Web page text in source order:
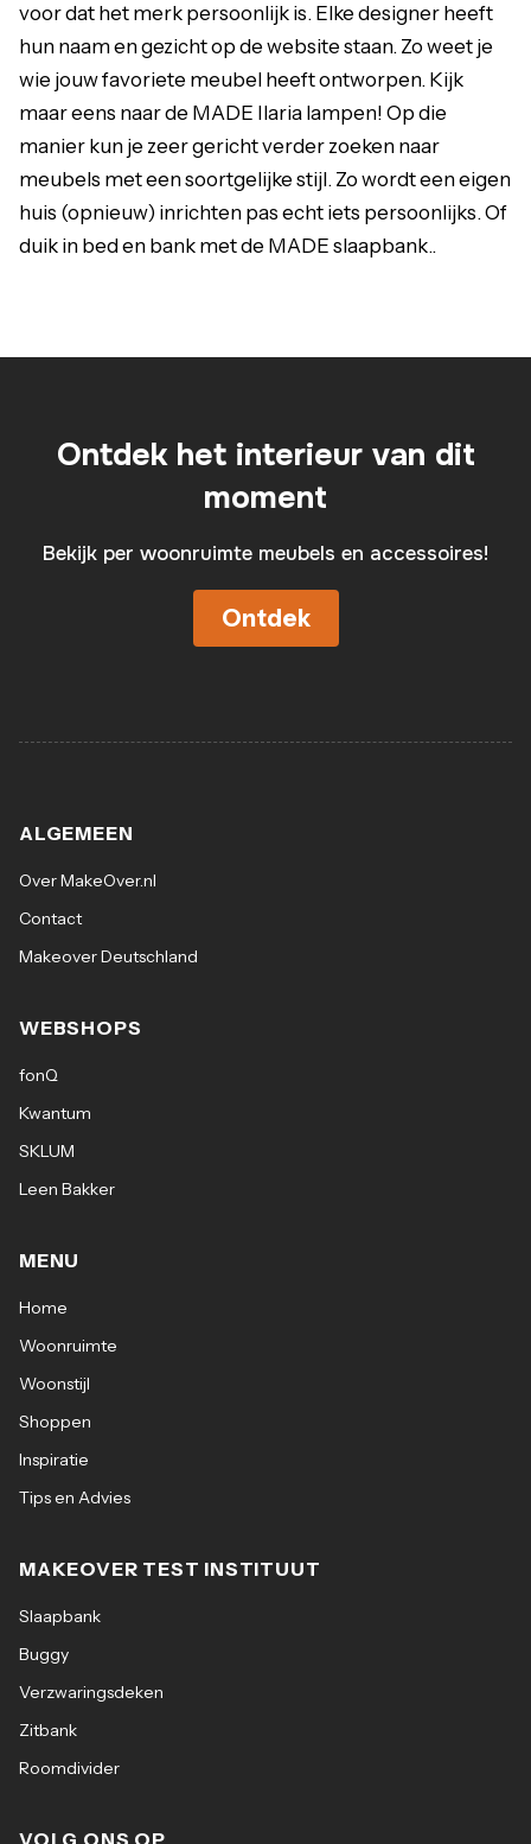
voor dat het merk persoonlijk is. Elke designer heeft
hun naam en gezicht op de website staan. Zo weet je
wie jouw favoriete meubel heeft ontworpen. Kijk
maar eens naar de MADE Ilaria lampen! Op die
manier kun je zeer gericht verder zoeken naar
meubels met een soortgelijke stijl. Zo wordt een eigen
huis (opnieuw) inrichten pas echt iets persoonlijks. Of
duik in bed en bank met de MADE slaapbank..
Ontdek het interieur van dit
moment
Bekijk per woonruimte meubels en accessoires!
Ontdek
ALGEMEEN
Over MakeOver.nl
Contact
Makeover Deutschland
WEBSHOPS
fonQ
Kwantum
SKLUM
Leen Bakker
MENU
Home
Woonruimte
Woonstijl
Shoppen
Inspiratie
Tips en Advies
MAKEOVER TEST INSTITUUT
Slaapbank
Buggy
Verzwaringsdeken
Zitbank
Roomdivider
VOLG ONS OP